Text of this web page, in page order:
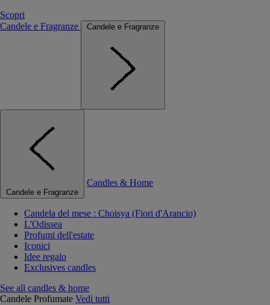
Scopri
Candele e Fragranze
Candele e Fragranze
Candele e Fragranze
Candles & Home
Candela del mese : Choisya (Fiori d'Arancio)
L'Odissea
Profumi dell'estate
Iconici
Idee regalo
Exclusives candles
See all candles & home
Candele Profumate Vedi tutti